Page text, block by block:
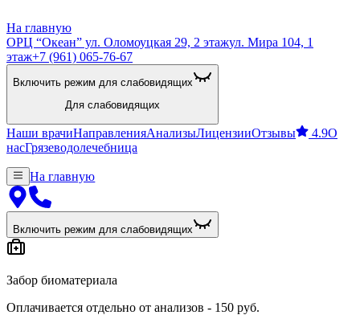
На главную
ОРЦ “Океан” ул. Оломоуцкая 29, 2 этажул. Мира 104, 1
этаж+7 (961) 065-76-67
Включить режим для слабовидящих
Для слабовидящих
Наши врачиНаправленияАнализыЛицензииОтзывы 4.9О
насГрязеводолечебница
На главную
Включить режим для слабовидящих
Забор биоматериала
Оплачивается отдельно от анализов - 150 руб.